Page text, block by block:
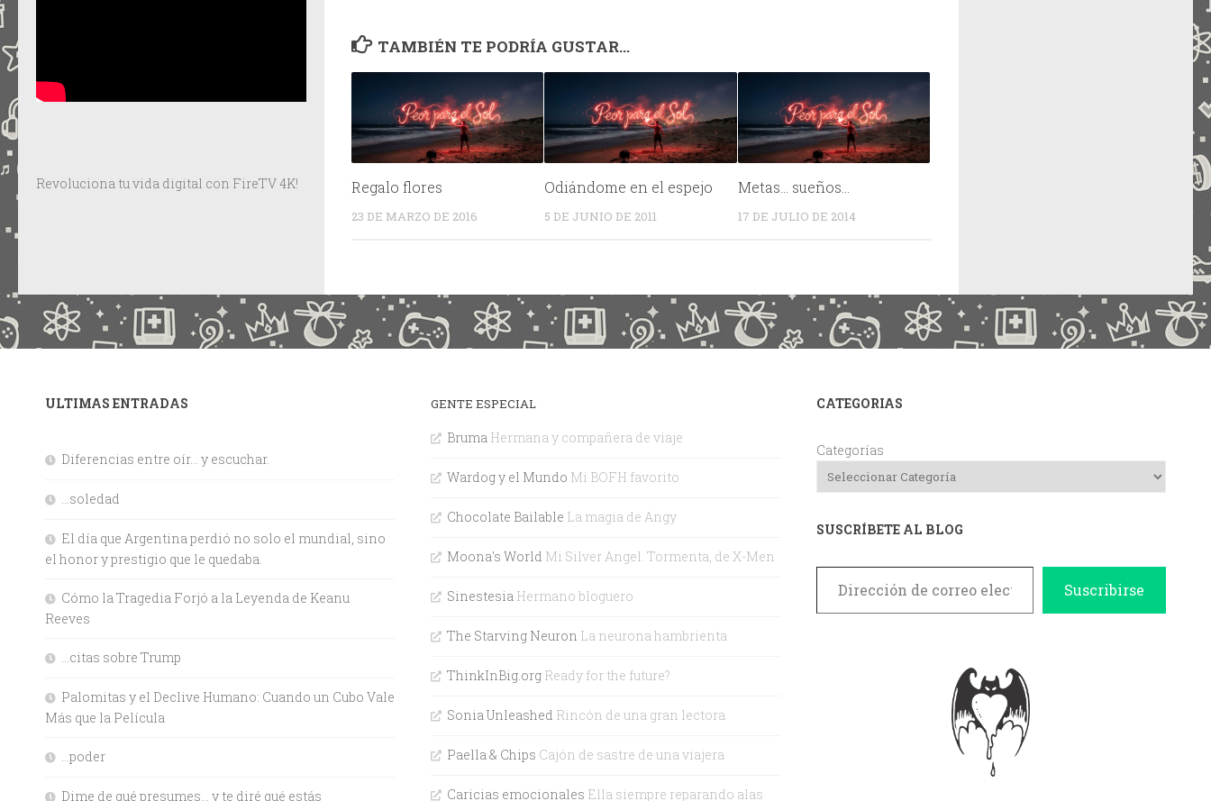
TAMBIÉN TE PODRÍA GUSTAR...
Regalo flores
23 DE MARZO DE 2016
Odiándome en el espejo
5 DE JUNIO DE 2011
Metas… sueños…
17 DE JULIO DE 2014
Revoluciona tu vida digital con FireTV 4K!
ULTIMAS ENTRADAS
Diferencias entre oír… y escuchar.
…soledad
El día que Argentina perdió no solo el mundial, sino
el honor y prestigio que le quedaba.
Cómo la Tragedia Forjó a la Leyenda de Keanu
Reeves
…citas sobre Trump
Palomitas y el Declive Humano: Cuando un Cubo Vale
Más que la Película
…poder
Dime de qué presumes… y te diré qué estás
GENTE ESPECIAL
Bruma Hermana y compañera de viaje
Wardog y el Mundo Mi BOFH favorito
Chocolate Bailable La magia de Angy
Moona's World Mi Silver Angel. Tormenta, de X-Men
Sinestesia Hermano bloguero
The Starving Neuron La neurona hambrienta
ThinkInBig.orgReady for the future?
Sonia Unleashed Rincón de una gran lectora
Paella & Chips Cajón de sastre de una viajera
Caricias emocionales Ella siempre reparando alas
CATEGORIAS
Categorías
SUSCRÍBETE AL BLOG
Dirección de correo electrónico
Suscribirse